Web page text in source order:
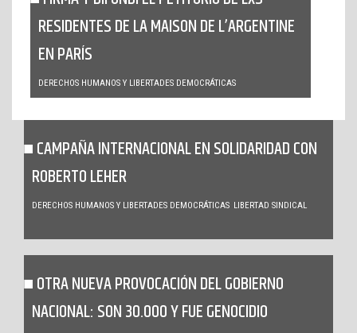
RESIDENTES DE LA MAISON DE L’ARGENTINE
EN PARÍS
DERECHOS HUMANOS Y LIBERTADES DEMOCRÁTICAS
CAMPAÑA INTERNACIONAL EN SOLIDARIDAD CON
ROBERTO LEHER
DERECHOS HUMANOS Y LIBERTADES DEMOCRÁTICAS LIBERTAD SINDICAL
OTRA NUEVA PROVOCACIÓN DEL GOBIERNO
NACIONAL: SON 30.000 Y FUE GENOCIDIO